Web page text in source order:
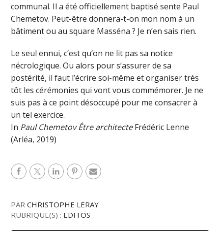
communal. Il a été officiellement baptisé sente Paul
Chemetov. Peut-être donnera-t-on mon nom à un
bâtiment ou au square Masséna ? Je n’en sais rien.
Le seul ennui, c’est qu’on ne lit pas sa notice
nécrologique. Ou alors pour s’assurer de sa
postérité, il faut l’écrire soi-même et organiser très
tôt les cérémonies qui vont vous commémorer. Je ne
suis pas à ce point désoccupé pour me consacrer à
un tel exercice.
In Paul Chemetov Être architecteFrédéric Lenne
(Arléa, 2019)
PARCHRISTOPHE LERAY
RUBRIQUE(S) : EDITOS